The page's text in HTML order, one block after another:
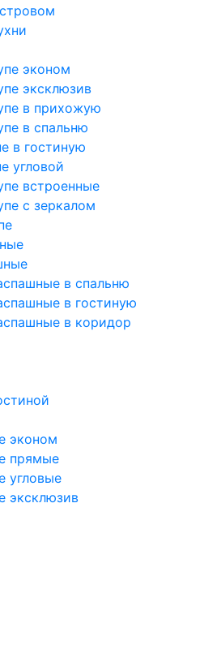
эконом
эксклюзив
в прихожую
в спальню
в гостиную
угловой
встроенные
с зеркалом
в спальню
в гостиную
в коридор
эконом
прямые
угловые
эксклюзив